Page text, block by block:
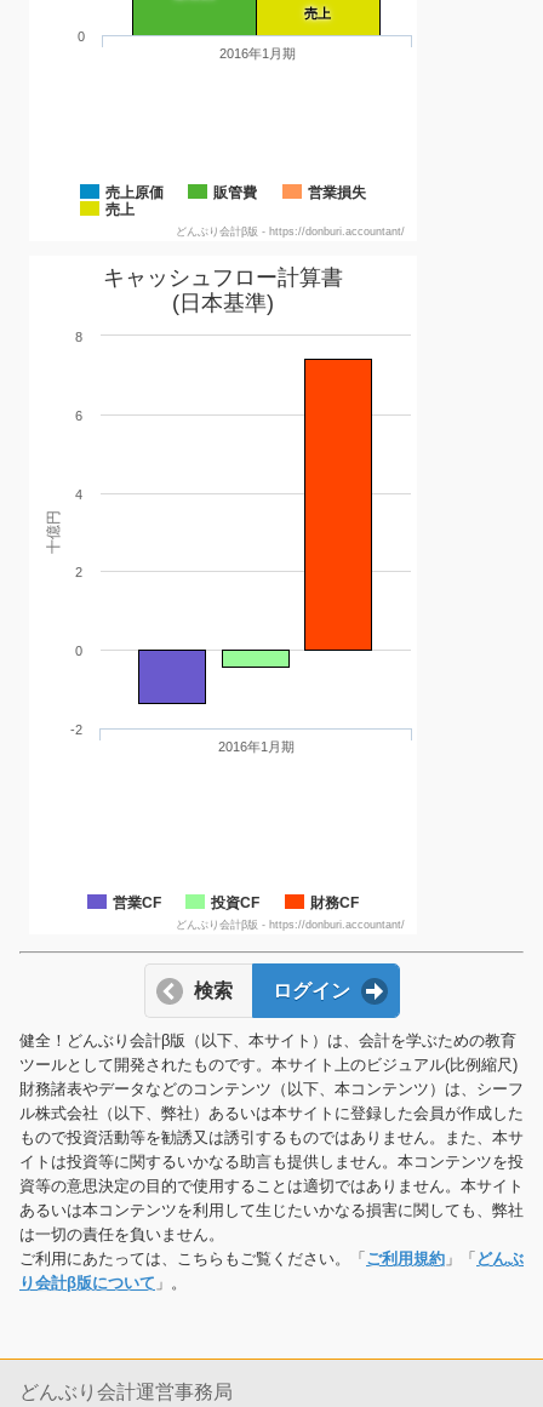
売上
売上原価 販管費
営業損失
売上
2016年1月期
0
どんぶり会計β版 - https://donburi.accountant/
十億円
キャッシュフロー計算書
(日本基準)
営業CF 投資CF 財務CF
2016年1月期
0
-2
2
4
6
8
どんぶり会計β版 - https://donburi.accountant/
検索 ログイン
健全！どんぶり会計β版（以下、本サイト）は、会計を学ぶための教育
ツールとして開発されたものです。本サイト上のビジュアル(比例縮尺)
財務諸表やデータなどのコンテンツ（以下、本コンテンツ）は、シーフ
ル株式会社（以下、弊社）あるいは本サイトに登録した会員が作成した
もので投資活動等を勧誘又は誘引するものではありません。また、本サ
イトは投資等に関するいかなる助言も提供しません。本コンテンツを投
資等の意思決定の目的で使用することは適切ではありません。本サイト
あるいは本コンテンツを利用して生じたいかなる損害に関しても、弊社
は一切の責任を負いません。
ご利用にあたっては、こちらもご覧ください。「 ご利用規約 」「 どんぶ
り会計β版について 」。
どんぶり会計運営事務局